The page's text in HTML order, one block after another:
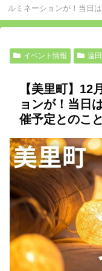
ルミネーションが！当日
イベント情報 遠
【美里町】12
ョンが！当日
催予定とのこと